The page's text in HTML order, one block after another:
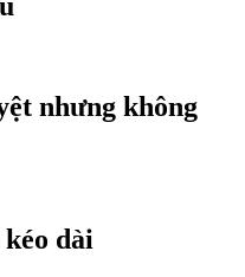
nhưng không
dài